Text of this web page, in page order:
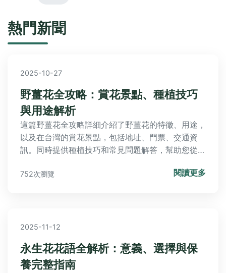
熱門新聞
2025-10-27
野薑花全攻略：賞花景點、種植技巧
與用途解析
這篇野薑花全攻略詳細介紹了野薑花的特徵、用途，
以及在台灣的賞花景點，包括地址、門票、交通資
訊。同時提供種植技巧和常見問題解答，幫助您從種
752次瀏覽 閱讀更多
2025-11-12
永生花花語全解析：意義、選擇與保
養完整指南